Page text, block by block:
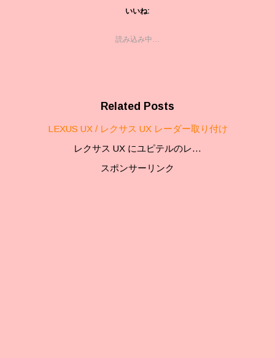
いいね:
読み込み中…
Related Posts
LEXUS UX / レクサス UX レーダー取り付け
レクサス UX にユピテルのレ…
スポンサーリンク